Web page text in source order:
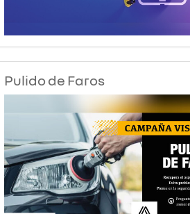
Pulido de Faros